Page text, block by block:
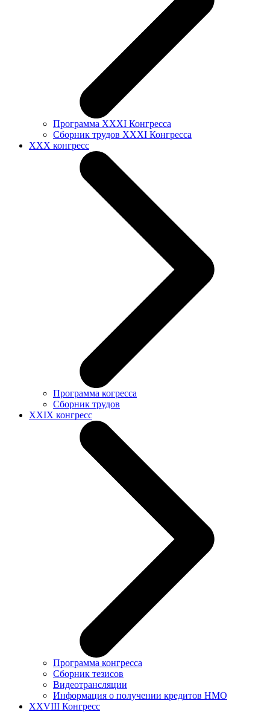
Программа XXXI Конгресса
Сборник трудов XXXI Конгресса
XXX конгресс
Программа когресса
Сборник трудов
XXIX конгресс
Программа конгресса
Сборник тезисов
Видеотрансляции
Информация о получении кредитов НМО
XXVIII Конгресс